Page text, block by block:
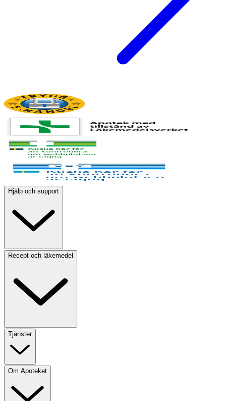
Hjälp och support
Recept och läkemedel
Tjänster
Om Apoteket